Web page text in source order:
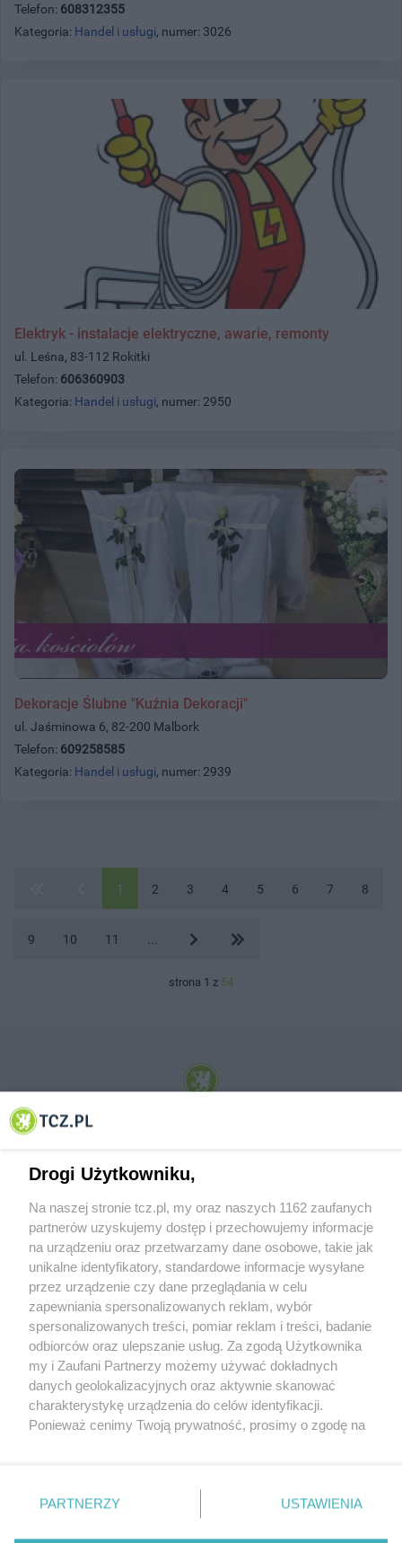
Telefon: 608312355
Kategoria: Handel i usługi, numer: 3026
Elektryk - instalacje elektryczne, awarie, remonty
ul. Leśna, 83-112 Rokitki
Telefon: 606360903
Kategoria: Handel i usługi, numer: 2950
Dekoracje Ślubne "Kuźnia Dekoracji"
ul. Jaśminowa 6, 82-200 Malbork
Telefon: 609258585
Kategoria: Handel i usługi, numer: 2939
1 2 3 4 5 6 7 8
9 10 11
strona 1 z 54
© 2001-2026 Tczew - TCZ.PL Sp. z o.o. Internetowy Serwis Informacyjny Miasta
O FIRMIE POLITYKA PRYWATNOŚCI HOSTING
REKLAMA WSPÓŁPRACA RSS FACEBOOK KONTAKT
Nasze serwisy
Aktualności
Tcz24
Historia miasta
Muzyka i kultura
Archiwum wydarzeń
Zdjęcia miasta
Drogi Użytkowniku,
Na naszej stronie tcz.pl, my oraz naszych 1162 zaufanych
partnerów uzyskujemy dostęp i przechowujemy informacje
na urządzeniu oraz przetwarzamy dane osobowe, takie jak
unikalne identyfikatory, standardowe informacje wysyłane
przez urządzenie czy dane przeglądania w celu
zapewniania spersonalizowanych reklam, wybór
spersonalizowanych treści, pomiar reklam i treści, badanie
odbiorców oraz ulepszanie usług. Za zgodą Użytkownika
my i Zaufani Partnerzy możemy używać dokładnych
danych geolokalizacyjnych oraz aktywnie skanować
charakterystykę urządzenia do celów identyfikacji.
Ponieważ cenimy Twoją prywatność, prosimy o zgodę na
znajdujący się w lewym dolnym rogu strony
. Niektóre
PARTNERZY USTAWIENIA